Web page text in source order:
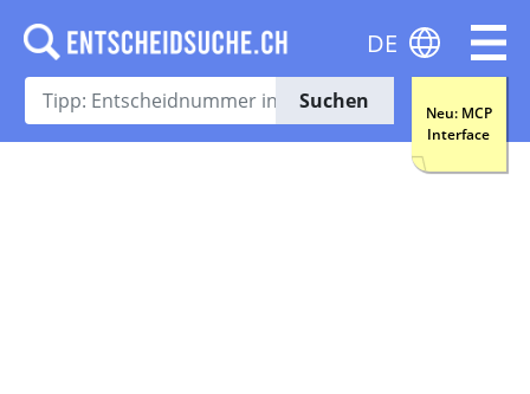
Suchen
Neu: MCP
Interface
DE